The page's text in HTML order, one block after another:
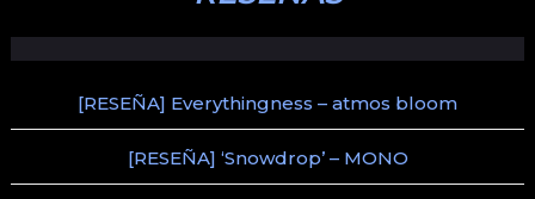
[RESEÑA] Everythingness – atmos bloom
[RESEÑA] ‘Snowdrop’ – MONO